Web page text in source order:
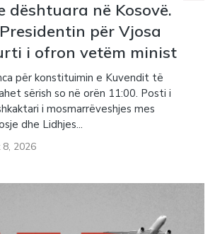
dështuara në Kosovë.
për Vjosa
i ofron vetëm minist
për konstituimin e Kuvendit të
sërish so në orën 11:00. Posti i
i mosmarrëveshjes mes
dhe Lidhjes...
2026